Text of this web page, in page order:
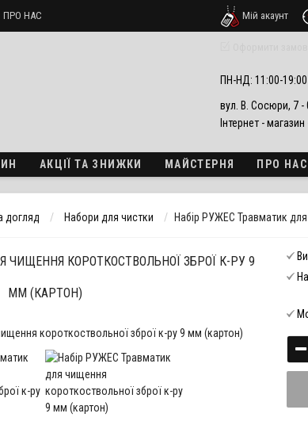
ПРО НАС Мій акаунт
ПН-НД: 11:00-19:00
вул. В. Сосюри, 7 -
Інтернет -
АКЦІЇ ТА ЗНИЖКИ МАЙСТЕРНЯ ПРО НАС
догляд Набори для чистки Набір РУЖЕС Травматик
ЧИЩЕННЯ КОРОТКОСТВОЛЬНОЇ ЗБРОЇ К-РУ 9
ММ (КАРТОН)